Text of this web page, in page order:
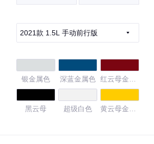
2021款 1.5L 手动前行版
银金属色 深蓝金属色 红云母金属
黑云母 超级白色
黄云母金属